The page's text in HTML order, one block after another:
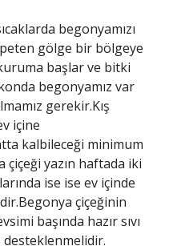
begonyamızı
gölge bir bölgeye
başlar ve bitki
begonyamız var
gerekir.Kış
içine
kalbileceği minimum
çiçeği yazın haftada iki
ise ise ev içinde
çiçeğinin
başında hazır sıvı